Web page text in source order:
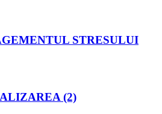
STRESULUI
(2)